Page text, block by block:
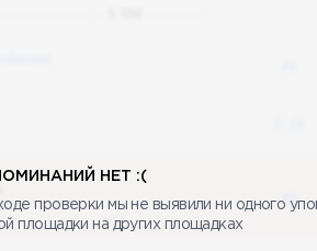
НЕТ :(
проверки мы не выявили ни одного
площадки на других площадках